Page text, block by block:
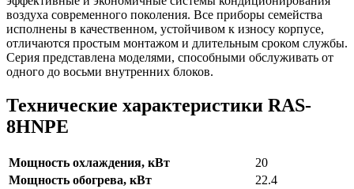
воздуха современного поколения. Все приборы семейства
исполнены в качественном, устойчивом к износу корпусе,
отличаются простым монтажом и длительным сроком службы.
Серия представлена моделями, способными обслуживать от
одного до восьми внутренних блоков.
Технические характеристики RAS-
8HNPE
Мощность охлаждения, кВт
20
Мощность обогрева, кВт
22.4